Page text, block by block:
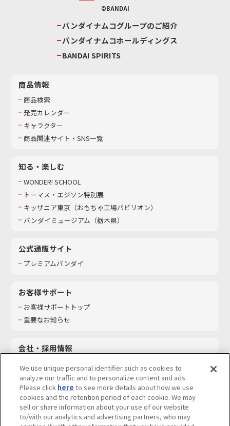
©BANDAI
バンダイナムコグループのご紹介
バンダイナムコホールディングス
BANDAI SPIRITS
商品情報
商品検索
発売カレンダー
キャラクター
商品関連サイト・SNS一覧
知る・楽しむ
WONDER! SCHOOL
トーマス・エジソン特別展
キッザニア東京（おもちゃ工場パビリオン）​
バンダイミュージアム（栃木県）
公式通販サイト
プレミアムバンダイ
お客様サポート
お客様サポートトップ
重要なお知らせ
会社・採用情報
採用情報
サステナビリティ
お問い合わせ
We use unique personal identifier such as cookies to
analyze our traffic and to personalize content and ads.
Please click here to see more details about how we use
cookies and the retention period of each cookie. We may
sell or share information about your use of our website
to/with our analytics and advertising partners, who may